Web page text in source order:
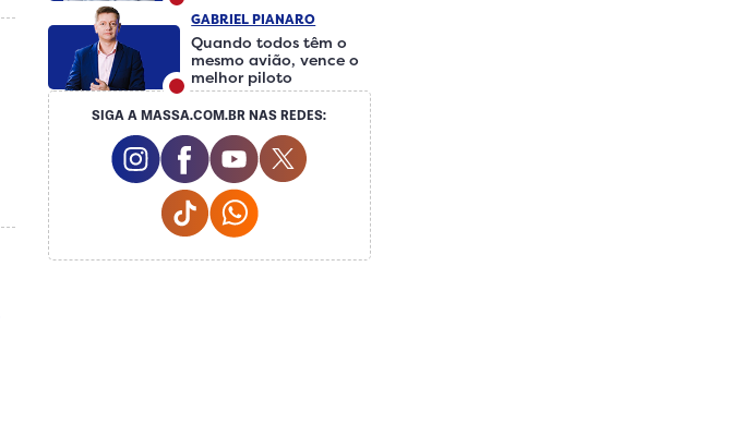
GABRIEL PIANARO
Quando todos têm o
mesmo avião, vence o
melhor piloto
SIGA A MASSA.COM.BR NAS REDES:
Instagram Social Media
Facebook Social Media
Youtube Social Media
Twitter Social Media
Tiktok Social Media
Whatsapp Social Media